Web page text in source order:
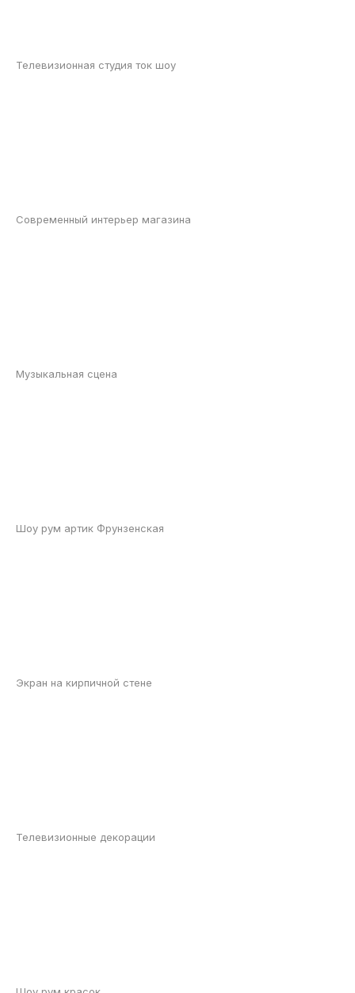
Телевизионная студия ток шоу
Современный интерьер магазина
Музыкальная сцена
Шоу рум артик Фрунзенская
Экран на кирпичной стене
Телевизионные декорации